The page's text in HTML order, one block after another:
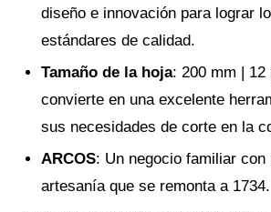
diseño e innovación para lograr
estándares de calidad.
Tamaño de la hoja: 200 mm | 12
convierte en una excelente
sus necesidades de corte en la
ARCOS: Un negocio familiar con
artesanía que se remonta a 1734.